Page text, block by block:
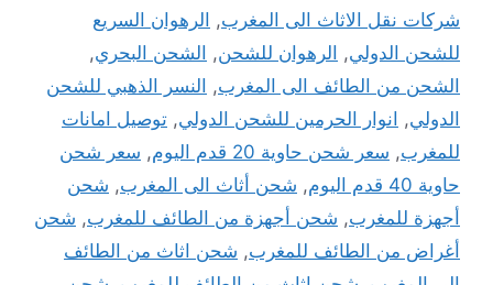
شركات نقل الاثاث الى المغرب, الرهوان السريع
للشحن الدولي, الرهوان للشحن, الشحن البحري,
الشحن من الطائف الى المغرب, النسر الذهبي للشحن
الدولي, انوار الحرمين للشحن الدولي, توصيل امانات
للمغرب, سعر شحن حاوية 20 قدم اليوم , سعر شحن
حاوية 40 قدم اليوم
, شحن أثاث الى المغرب, شحن
أجهزة للمغرب, شحن أجهزة من الطائف للمغرب, شحن
أغراض من الطائف للمغرب, شحن اثاث من الطائف